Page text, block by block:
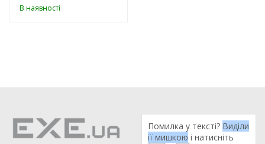
В наявності
Помилка у тексті? Виділи
її мишкою і натисніть